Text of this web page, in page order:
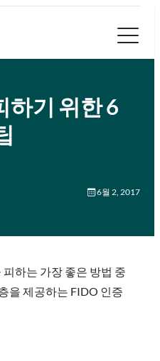
하기 위한 6
6월 2, 2017
하는 가장 좋은 방법 중
을 제공하는 FIDO 인증